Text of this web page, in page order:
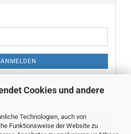
Cookies und andere
Technologien, auch von
Funktionsweise der Website zu
ANMELDEN